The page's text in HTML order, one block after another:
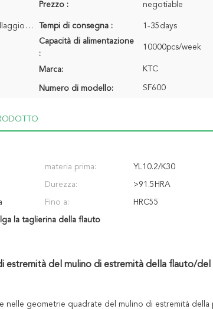
Prezzo : negotiable
Imballaggio del PVC 1PC/, imballaggio del PVC 10pcs/pacchetto… Tempi di consegna : 1-35days
Capacità di alimentazione
:
10000pcs/week
Marca: KTC
Numero di modello: SF600
materia prima: YL10.2/K30
Durezza: >91.5HRA
Fino a: HRC55
la taglierina della flauto
estremità del mulino di estremità della flauto/
nelle geometrie quadrate del mulino di estremità della